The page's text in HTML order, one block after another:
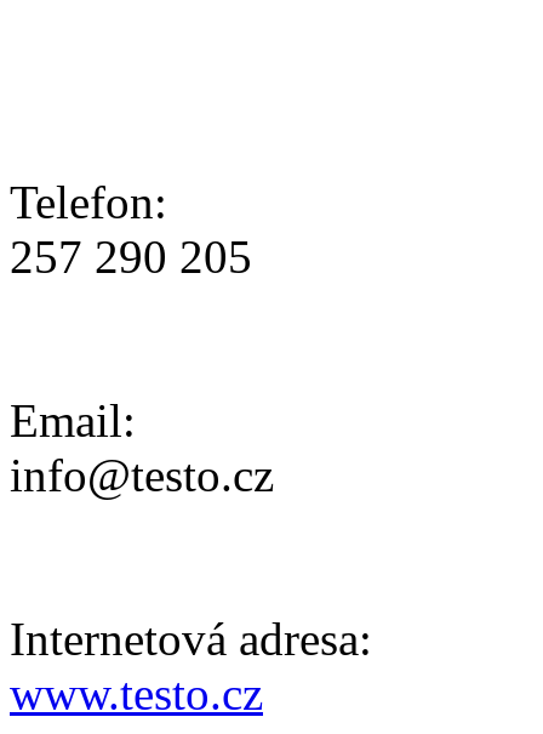
Telefon:
257 290 205
Email:
info@testo.cz
Internetová adresa:
www.testo.cz